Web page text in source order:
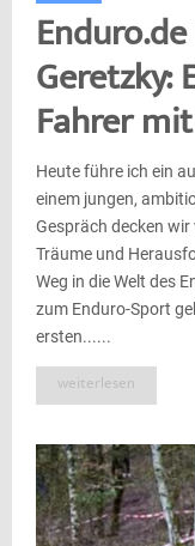
Geretzky:
Fahrer
Heute führe ich ein
einem jungen,
Gespräch decken wir
Träume und
Weg in die Welt des
zum Enduro-Sport
ersten......
weiterlesen